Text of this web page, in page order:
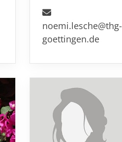
noemi.lesche@thg-
goettingen.de